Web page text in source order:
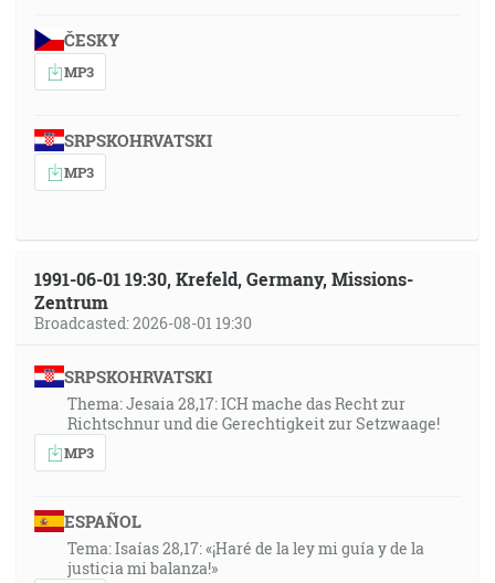
ČESKY
MP3
SRPSKOHRVATSKI
MP3
1991-06-01 19:30, Krefeld, Germany, Missions-
Zentrum
Broadcasted: 2026-08-01 19:30
SRPSKOHRVATSKI
Thema: Jesaia 28,17: ICH mache das Recht zur
Richtschnur und die Gerechtigkeit zur Setzwaage!
MP3
ESPAÑOL
Tema: Isaías 28,17: «¡Haré de la ley mi guía y de la
justicia mi balanza!»